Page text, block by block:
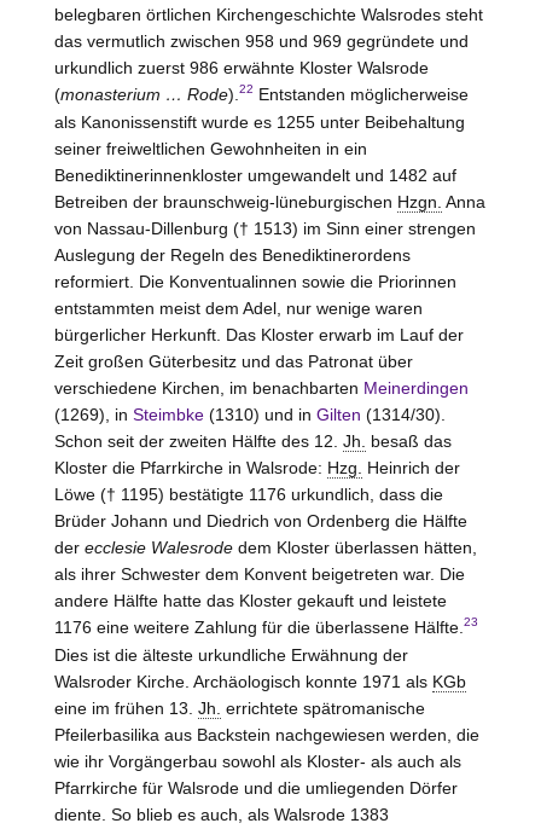
belegbaren örtlichen Kirchengeschichte Walsrodes steht
das vermutlich zwischen 958 und 969 gegründete und
urkundlich zuerst 986 erwähnte Kloster Walsrode
(monasterium … Rode). 22 Entstanden möglicherweise
als Kanonissenstift wurde es 1255 unter Beibehaltung
seiner freiweltlichen Gewohnheiten in ein
Benediktinerinnenkloster umgewandelt und 1482 auf
Betreiben der braunschweig-lüneburgischen Hzgn. Anna
von Nassau-Dillenburg († 1513) im Sinn einer strengen
Auslegung der Regeln des Benediktinerordens
reformiert. Die Konventualinnen sowie die Priorinnen
entstammten meist dem Adel, nur wenige waren
bürgerlicher Herkunft. Das Kloster erwarb im Lauf der
Zeit großen Güterbesitz und das Patronat über
verschiedene Kirchen, im benachbarten Meinerdingen
(1269), in Steimbke(1310) und in Gilten (1314/30).
Schon seit der zweiten Hälfte des 12. Jh.
besaß das
Kloster die Pfarrkirche in Walsrode: Hzg.
Heinrich der
Löwe († 1195) bestätigte 1176 urkundlich, dass die
Brüder Johann und Diedrich von Ordenberg die Hälfte
der ecclesie Walesrodedem Kloster überlassen hätten,
als ihrer Schwester dem Konvent beigetreten war. Die
andere Hälfte hatte das Kloster gekauft und leistete
1176 eine weitere Zahlung für die überlassene Hälfte. 23
Dies ist die älteste urkundliche Erwähnung der
Walsroder Kirche. Archäologisch konnte 1971 als KGb
eine im frühen 13. Jh. errichtete spätromanische
Pfeilerbasilika aus Backstein nachgewiesen werden, die
wie ihr Vorgängerbau sowohl als Kloster- als auch als
Pfarrkirche für Walsrode und die umliegenden Dörfer
diente. So blieb es auch, als Walsrode 1383